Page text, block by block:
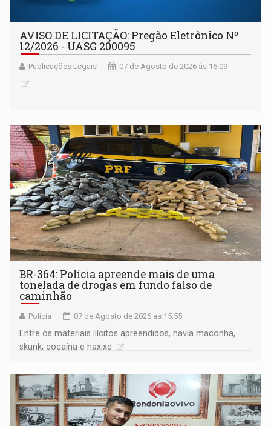
AVISO DE LICITAÇÃO: Pregão Eletrônico Nº
12/2026 - UASG 200095
Publicações Legais 07 de Agosto de 2026 às 16:09
BR-364: Polícia apreende mais de uma
tonelada de drogas em fundo falso de
caminhão
Polícia 07 de Agosto de 2026 às 15:55
Entre os materiais ilícitos apreendidos, havia maconha,
skunk, cocaína e haxixe